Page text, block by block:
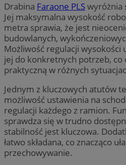
Drabina Faraone PLSwyróżnia
Jej maksymalna wysokość
metra sprawia, że jest
budowlanych,
Możliwość regulacji
jej do konkretnych potrzeb, co
praktyczną w różnych
Jednym z kluczowych atutów
możliwość ustawienia na
regulacji każdego z ramion.
sprawdza się w trudno
stabilność jest kluczowa.
łatwo składana, co znacząco
przechowywanie.